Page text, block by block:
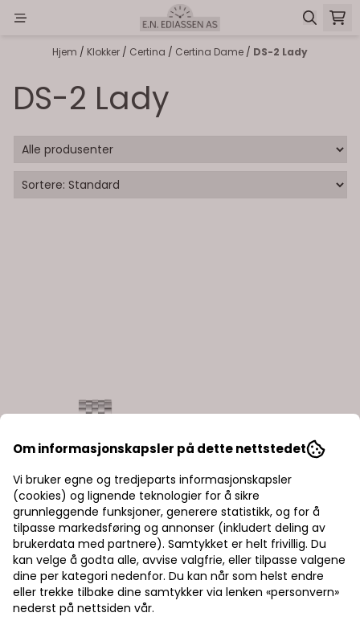
Hopp til innhold
Hjem / Klokker / Certina / Certina Dame / DS-2 Lady
DS-2 Lady
Om informasjonskapsler på dette nettstedet
Vi bruker egne og tredjeparts informasjonskapsler
(cookies) og lignende teknologier for å sikre
grunnleggende funksjoner, generere statistikk, og for å
tilpasse markedsføring og annonser (inkludert deling av
brukerdata med partnere). Samtykket er helt frivillig. Du
kan velge å godta alle, avvise valgfrie, eller tilpasse valgene
dine per kategori nedenfor. Du kan når som helst endre
eller trekke tilbake dine samtykker via lenken «personvern»
nederst på nettsiden vår.